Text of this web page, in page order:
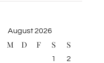
August 2026
M D F S S
1
2